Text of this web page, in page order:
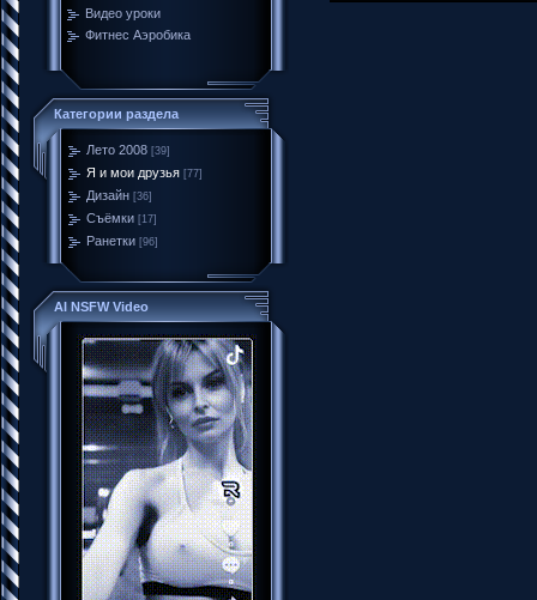
Видео уроки
Фитнес Аэробика
Категории раздела
Лето 2008 [39]
Я и мои друзья [77]
Дизайн [36]
Съёмки [17]
Ранетки [96]
AI NSFW Video